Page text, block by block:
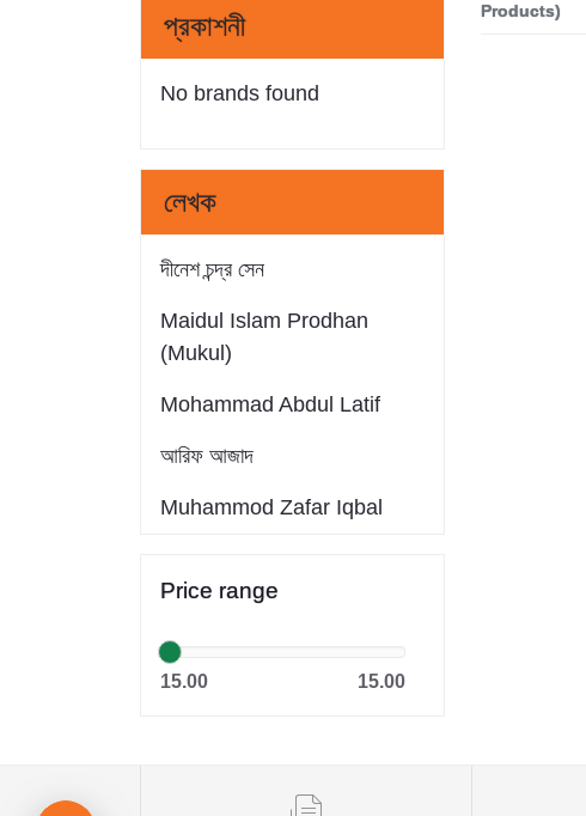
প্রকাশনী
No brands found
লেখক
দীনেশ চন্দ্র সেন
Maidul Islam Prodhan
(Mukul)
Mohammad Abdul Latif
আরিফ আজাদ
Muhammod Zafar Iqbal
সাইফুল ইসলাম
Dr. Khandaker Abdullah
Jahangir
কিউএনএ পাবলিকেশন্স লেখক পরিষদ
Price range
15.00 15.00
Products)